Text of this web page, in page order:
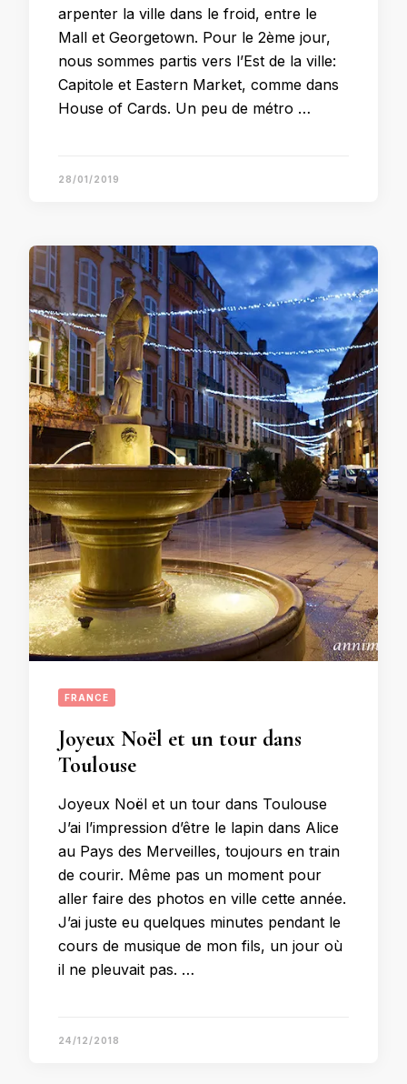
arpenter la ville dans le froid, entre le
Mall et Georgetown. Pour le 2ème jour,
nous sommes partis vers l’Est de la ville:
Capitole et Eastern Market, comme dans
House of Cards. Un peu de métro …
28/01/2019
FRANCE
Joyeux Noël et un tour dans
Toulouse
Joyeux Noël et un tour dans Toulouse
J’ai l’impression d’être le lapin dans Alice
au Pays des Merveilles, toujours en train
de courir. Même pas un moment pour
aller faire des photos en ville cette année.
J’ai juste eu quelques minutes pendant le
cours de musique de mon fils, un jour où
il ne pleuvait pas. …
24/12/2018